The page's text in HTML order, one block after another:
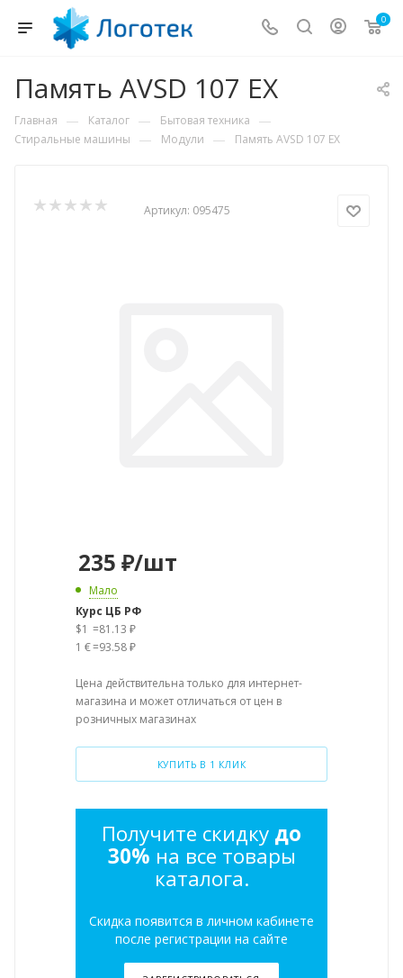
0
Память AVSD 107 EX
Главная — Каталог — Бытовая техника —
Стиральные машины — Модули — Память AVSD 107 EX
Артикул: 095475
235 ₽/шт
Мало
Курс ЦБ РФ
$1 =81.13 ₽
1 €=93.58 ₽
Цена действительна только для интернет-
магазина и может отличаться от цен в
розничных магазинах
КУПИТЬ В 1 КЛИК
Получите скидку до
30% на все товары
каталога.
Скидка появится в личном кабинете
после регистрации на сайте